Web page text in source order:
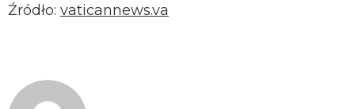
Źródło: vaticannews.va